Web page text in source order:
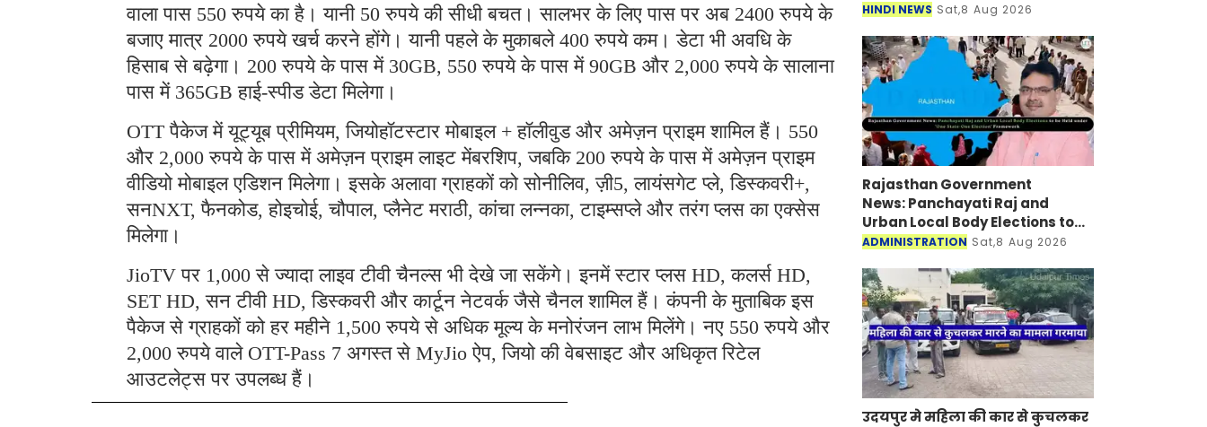
वाला पास 550 रुपये का है। यानी 50 रुपये की सीधी बचत। सालभर के लिए पास पर अब 2400 रुपये के
बजाए मात्र 2000 रुपये खर्च करने होंगे। यानी पहले के मुकाबले 400 रुपये कम। डेटा भी अवधि के
हिसाब से बढ़ेगा। 200 रुपये के पास में 30GB, 550 रुपये के पास में 90GB और 2,000 रुपये के सालाना
पास में 365GB हाई-स्पीड डेटा मिलेगा।
OTT पैकेज में यूट्यूब प्रीमियम, जियोहॉटस्टार मोबाइल + हॉलीवुड और अमेज़न प्राइम शामिल हैं। 550
और 2,000 रुपये के पास में अमेज़न प्राइम लाइट मेंबरशिप, जबकि 200 रुपये के पास में अमेज़न प्राइम
वीडियो मोबाइल एडिशन मिलेगा। इसके अलावा ग्राहकों को सोनीलिव, ज़ी5, लायंसगेट प्ले, डिस्कवरी+,
सनNXT, फैनकोड, होइचोई, चौपाल, प्लैनेट मराठी, कांचा लन्नका, टाइम्सप्ले और तरंग प्लस का एक्सेस
मिलेगा।
JioTV पर 1,000 से ज्यादा लाइव टीवी चैनल्स भी देखे जा सकेंगे। इनमें स्टार प्लस HD, कलर्स HD,
SET HD, सन टीवी HD, डिस्कवरी और कार्टून नेटवर्क जैसे चैनल शामिल हैं। कंपनी के मुताबिक इस
पैकेज से ग्राहकों को हर महीने 1,500 रुपये से अधिक मूल्य के मनोरंजन लाभ मिलेंगे। नए 550 रुपये और
2,000 रुपये वाले OTT-Pass 7 अगस्त से MyJio ऐप, जियो की वेबसाइट और अधिकृत रिटेल
आउटलेट्स पर उपलब्ध हैं।
HINDI NEWS Sat,8 Aug 2026
Rajasthan Government
News: Panchayati Raj and
Urban Local Body Elections to
be Held under 'One State-One
ADMINISTRATION Sat,8 Aug 2026
उदयपुर मे महिला की कार से कुचलकर